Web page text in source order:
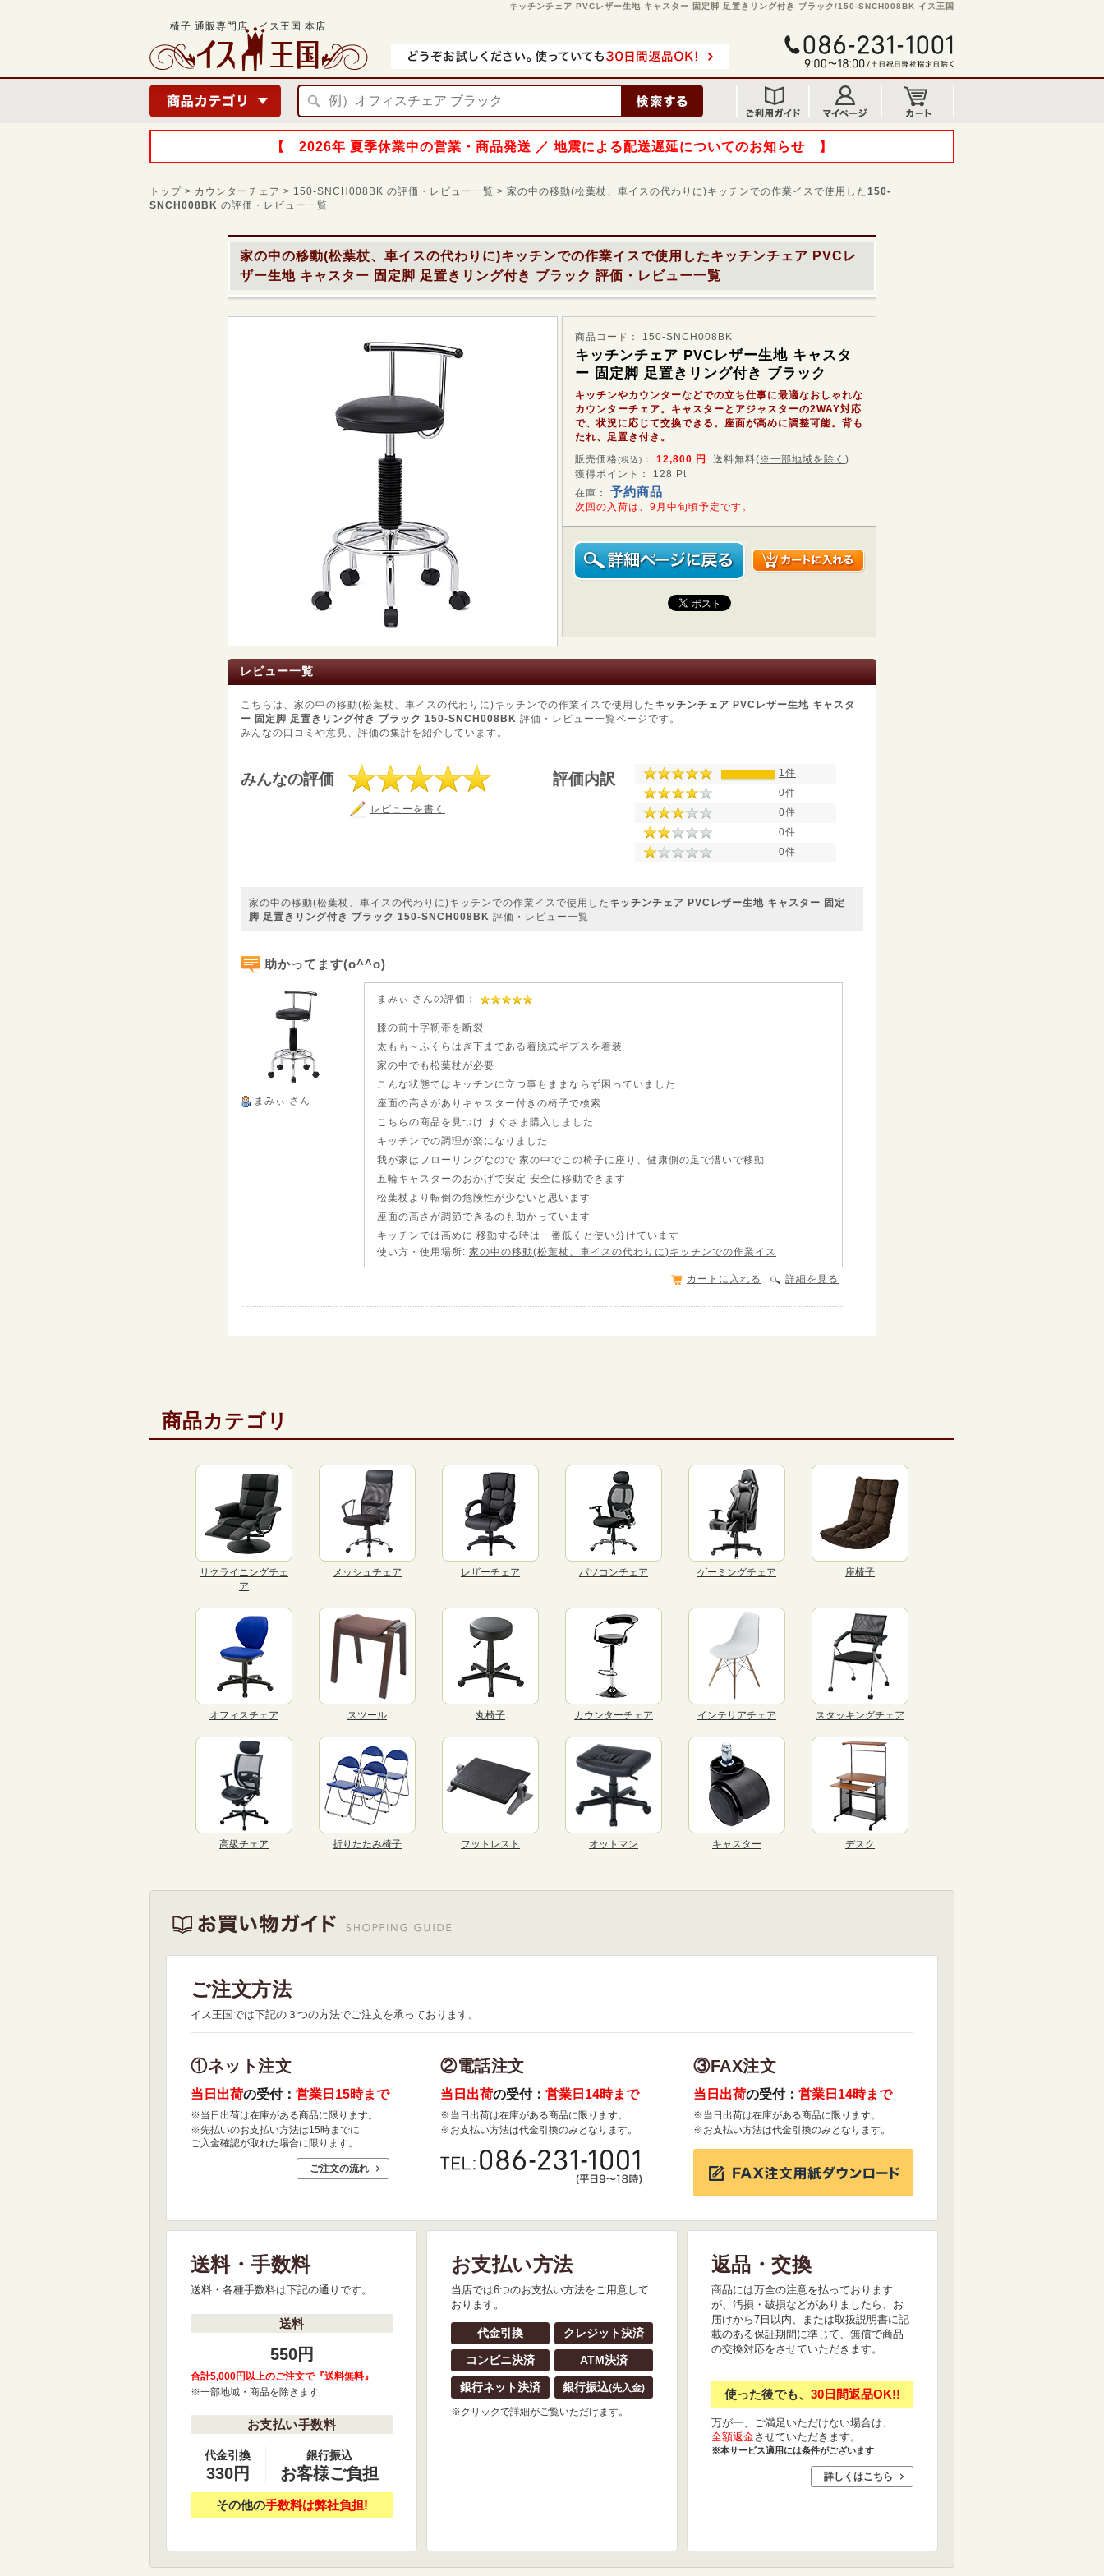
キッチンチェア PVCレザー生地 キャスター 固定脚 足置きリング付き ブラック/150-SNCH008BK イス王国
椅子 通販専門店 イス王国 本店
【 2026年 夏季休業中の営業・商品発送 ／ 地震による配送遅延についてのお知らせ 】
トップ > カウンターチェア > 150-SNCH008BK の評価・レビュー一覧 > 家の中の移動(松葉杖、車イスの代わりに)キッチンでの作業イスで使用した150-
SNCH008BK の評価・レビュー一覧
家の中の移動(松葉杖、車イスの代わりに)キッチンでの作業イスで使用したキッチンチェア PVCレ
ザー生地 キャスター 固定脚 足置きリング付き ブラック 評価・レビュー一覧
商品コード： 150-SNCH008BK
キッチンチェア PVCレザー生地 キャスタ
ー 固定脚 足置きリング付き ブラック
キッチンやカウンターなどでの立ち仕事に最適なおしゃれな
カウンターチェア。キャスターとアジャスターの2WAY対応
で、状況に応じて交換できる。座面が高めに調整可能。背も
たれ、足置き付き。
販売価格(税込) ： 12,800 円 送料無料(※一部地域を除く )
獲得ポイント： 128 Pt
在庫： 予約商品
次回の入荷は、9月中旬頃予定です。
レビュー一覧
こちらは、家の中の移動(松葉杖、車イスの代わりに)キッチンでの作業イスで使用した キッチンチェア PVCレザー生地 キャスタ
ー 固定脚 足置きリング付き ブラック 150-SNCH008BK 評価・レビュー一覧ページです。
みんなの口コミや意見、評価の集計を紹介しています。
みんなの評価
レビューを書く
評価内訳
1件
0件
0件
0件
0件
家の中の移動(松葉杖、車イスの代わりに)キッチンでの作業イスで使用した キッチンチェア PVCレザー生地 キャスター 固定
脚 足置きリング付き ブラック 150-SNCH008BK 評価・レビュー一覧
助かってます(o^^o)
まみぃ さん
まみぃ さんの評価：
膝の前十字靭帯を断裂
太もも～ふくらはぎ下まである着脱式ギプスを着装
家の中でも松葉杖が必要
こんな状態ではキッチンに立つ事もままならず困っていました
座面の高さがありキャスター付きの椅子で検索
こちらの商品を見つけ すぐさま購入しました
キッチンでの調理が楽になりました
我が家はフローリングなので 家の中でこの椅子に座り、健康側の足で漕いで移動
五輪キャスターのおかげで安定 安全に移動できます
松葉杖より転倒の危険性が少ないと思います
座面の高さが調節できるのも助かっています
キッチンでは高めに 移動する時は一番低くと使い分けています
使い方・使用場所: 家の中の移動(松葉杖、車イスの代わりに)キッチンでの作業イス
詳細を見る
カートに入れる
商品カテゴリ
リクライニングチェ
ア
メッシュチェア レザーチェア パソコンチェア ゲーミングチェア 座椅子
オフィスチェア スツール 丸椅子 カウンターチェア インテリアチェア スタッキングチェア
高級チェア 折りたたみ椅子 フットレスト オットマン キャスター デスク
ご注文方法
イス王国では下記の３つの方法でご注文を承っております。
①ネット注文
当日出荷の受付： 営業日15時まで
※当日出荷は在庫がある商品に限ります。
※先払いのお支払い方法は15時までに
ご入金確認が取れた場合に限ります。
ご注文の流れ
②電話注文
当日出荷の受付： 営業日14時まで
※当日出荷は在庫がある商品に限ります。
※お支払い方法は代金引換のみとなります。
③FAX注文
当日出荷の受付： 営業日14時まで
※当日出荷は在庫がある商品に限ります。
※お支払い方法は代金引換のみとなります。
送料・手数料
送料・各種手数料は下記の通りです。
送料
550円
合計5,000円以上のご注文で『送料無料』
※一部地域・商品を除きます
お支払い手数料
代金引換
330円
銀行振込
お客様ご負担
その他の手数料は弊社負担!
お支払い方法
当店では6つのお支払い方法をご用意して
おります。
代金引換 クレジット決済
コンビニ決済 ATM決済
銀行ネット決済 銀行振込(先入金)
※クリックで詳細がご覧いただけます。
返品・交換
商品には万全の注意を払っております
が、汚損・破損などがありましたら、お
届けから7日以内、または取扱説明書に記
載のある保証期間に準じて、無償で商品
の交換対応をさせていただきます。
使った後でも、 30日間返品OK!!
万が一、ご満足いただけない場合は、
全額返金させていただきます。
※本サービス適用には条件がございます
詳しくはこちら